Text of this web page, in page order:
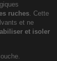
ruches. Cette
et ne
et isoler